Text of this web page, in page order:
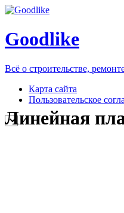
Goodlike
Всё о строительстве,
Карта сайта
Пользовательское
Линейная